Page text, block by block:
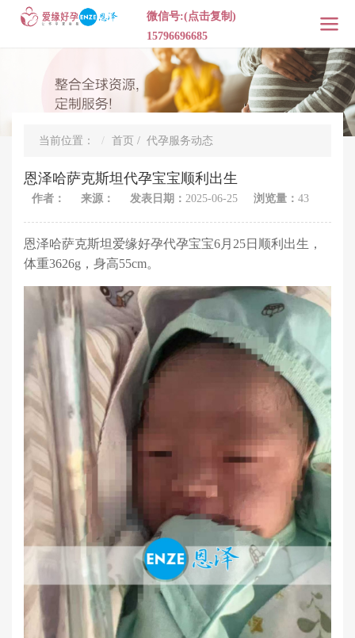
微信号:(点击复制)
15796696685
当前位置： 首页 / 代孕服务动态
恩泽哈萨克斯坦代孕宝宝顺利出生
作者： 来源： 发表日期： 2025-06-25 浏览量： 43
恩泽哈萨克斯坦爱缘好孕代孕宝宝6月25日顺利出生，
体重3626g，身高55cm。